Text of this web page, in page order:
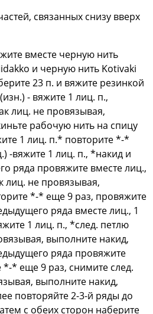
связанных снизу вверх
вместе черную нить
и черную нить Kotivaki
23 п. и вяжите резинкой
- вяжите 1 лиц. п.,
лиц. не провязывая,
рабочую нить на спицу
1 лиц. п.* повторите *-*
-вяжите 1 лиц. п., *накид и
ряда провяжите вместе лиц.,
лиц. не провязывая,
*-* еще 9 раз, провяжите
ряда вместе лиц., 1
1 лиц. п., *след. петлю
выполните накид,
ряда провяжите
* еще 9 раз, снимите след.
выполните накид,
повторяйте 2-3-й ряды до
с обеих сторон наберите